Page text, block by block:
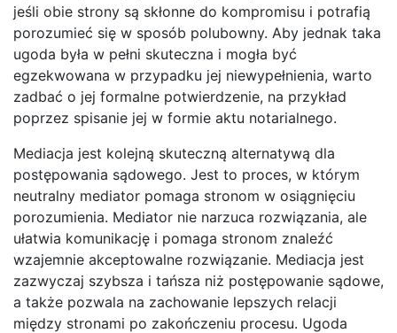
jeśli obie strony są skłonne do kompromisu i potrafią
porozumieć się w sposób polubowny. Aby jednak taka
ugoda była w pełni skuteczna i mogła być
egzekwowana w przypadku jej niewypełnienia, warto
zadbać o jej formalne potwierdzenie, na przykład
poprzez spisanie jej w formie aktu notarialnego.
Mediacja jest kolejną skuteczną alternatywą dla
postępowania sądowego. Jest to proces, w którym
neutralny mediator pomaga stronom w osiągnięciu
porozumienia. Mediator nie narzuca rozwiązania, ale
ułatwia komunikację i pomaga stronom znaleźć
wzajemnie akceptowalne rozwiązanie. Mediacja jest
zazwyczaj szybsza i tańsza niż postępowanie sądowe,
a także pozwala na zachowanie lepszych relacji
między stronami po zakończeniu procesu. Ugoda